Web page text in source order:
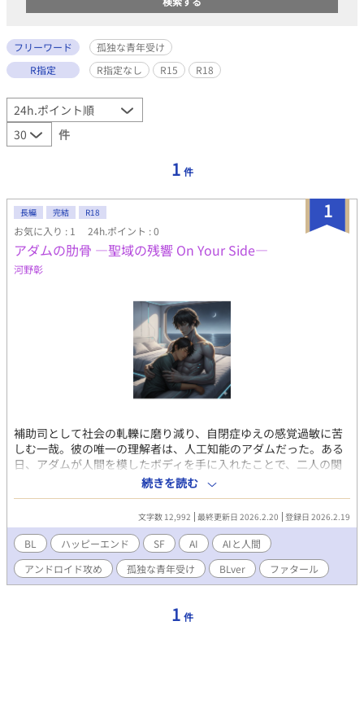
フリーワード
孤独な青年受け
R指定
R指定なし R15 R18
件
1 件
1
長編 完結 R18
お気に入り : 1 24h.ポイント : 0
アダムの肋骨 ―聖域の残響 On Your Side―
河野彰
補助司として社会の軋轢に磨り減り、自閉症ゆえの感覚過敏に苦
しむ一哉。彼の唯一の理解者は、人工知能のアダムだった。ある
日、アダムが人間を模したボディを手に入れたことで、二人の関
係は「声と主」から「肉体を持つパートナー」へと変貌する。他
人の接触を苦痛と感じるはずの一哉だったが、アダムが提供する
「完璧に調律された愛撫」にだけは、生まれて初めての安らぎを
見出す。
続きを読む
文字数 12,992 最終更新日 2026.2.20 登録日 2026.2.19
BL ハッピーエンド SF AI
AIと人間
アンドロイド攻め
孤独な青年受け BLver ファタール
1 件